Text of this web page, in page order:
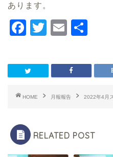
あります。
F
c
e
b
o
k
T
tt
er
E
ai
l
HOME 月報報告 2022年4月
RELATED POST